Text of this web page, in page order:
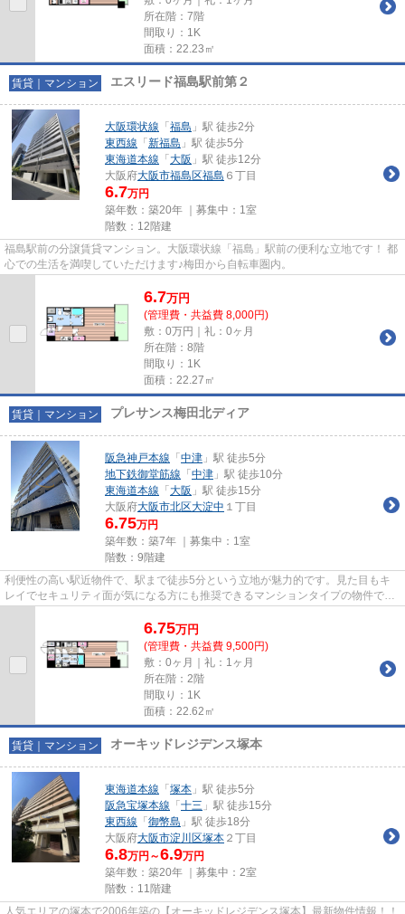
所在階：7階
間取り：1K
面積：22.23㎡
賃貸｜マンション エスリード福島駅前第２
大阪環状線 「 福島 」駅 徒歩2分
東西線 「 新福島 」駅 徒歩5分
東海道本線 「 大阪 」駅 徒歩12分
大阪府大阪市福島区福島 ６丁目
6.7万円
築年数：築20年 ｜募集中： 1室
階数：12階建
福島駅前の分譲賃貸マンション。大阪環状線「福島」駅前の便利な立地です！ 都
心での生活を満喫していただけます♪梅田から自転車圏内。
6.7万円
(管理費・共益費 8,000円)
敷：0万円｜礼：0ヶ月
所在階：8階
間取り：1K
面積：22.27㎡
賃貸｜マンション プレサンス梅田北ディア
阪急神戸本線 「 中津 」駅 徒歩5分
地下鉄御堂筋線 「 中津 」駅 徒歩10分
東海道本線 「 大阪 」駅 徒歩15分
大阪府大阪市北区大淀中 １丁目
6.75万円
築年数：築7年 ｜募集中： 1室
階数：9階建
利便性の高い駅近物件で、駅まで徒歩5分という立地が魅力的です。見た目もキ
レイでセキュリティ面が気になる方にも推奨できるマンションタイプの物件で
6.75万円
(管理費・共益費 9,500円)
敷：0ヶ月｜礼：1ヶ月
所在階：2階
間取り：1K
面積：22.62㎡
賃貸｜マンション オーキッドレジデンス塚本
東海道本線 「 塚本 」駅 徒歩5分
阪急宝塚本線 「 十三 」駅 徒歩15分
東西線 「 御幣島 」駅 徒歩18分
大阪府大阪市淀川区塚本 ２丁目
6.8万円～6.9万円
築年数：築20年 ｜募集中： 2室
階数：11階建
人気エリアの塚本で2006年築の【オーキッドレジデンス塚本】最新物件情報！！